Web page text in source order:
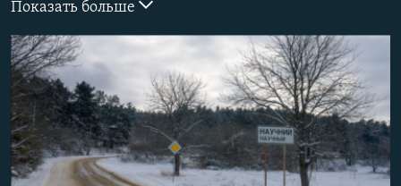
КРЫМ.НЕПОКОРЕННЫЙ
ELIFBE
УКРАИНСКАЯ ПРОБЛЕМА КРЫМА
ПРИСОЕДИНЯЙТЕСЬ!
Все сайты RFE/RL
Показать больше